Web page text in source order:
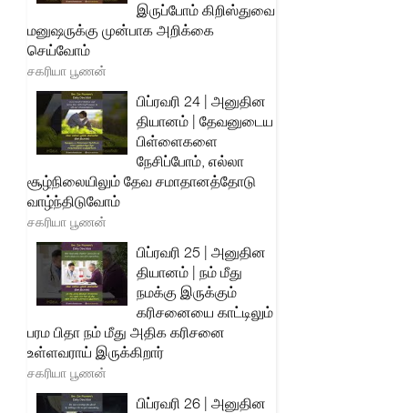
இருப்போம் கிறிஸ்துவை
மனுஷருக்கு முன்பாக அறிக்கை
செய்வோம்
சகரியா பூணன்
பிப்ரவரி 24 | அனுதின
தியானம் | தேவனுடைய
பிள்ளைகளை
நேசிப்போம், எல்லா
சூழ்நிலையிலும் தேவ சமாதானத்தோடு
வாழ்ந்திடுவோம்
சகரியா பூணன்
பிப்ரவரி 25 | அனுதின
தியானம் | நம் மீது
நமக்கு இருக்கும்
கரிசனையை காட்டிலும்
பரம பிதா நம் மீது அதிக கரிசனை
உள்ளவராய் இருக்கிறார்
சகரியா பூணன்
பிப்ரவரி 26 | அனுதின